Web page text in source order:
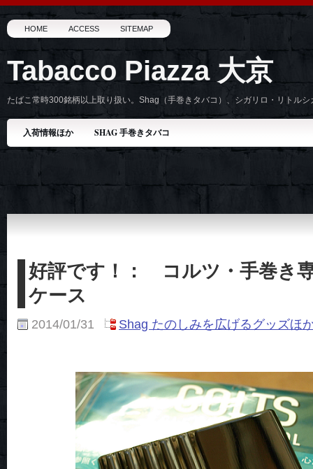
HOME ACCESS SITEMAP
Tabacco Piazza 大京
たばこ常時300銘柄以上取り扱い。Shag（手巻きタバコ）、シガリロ・リトル
入荷情報ほか SHAG 手巻きタバコ
好評です！： コルツ・手巻き
ケース
2014/01/31 Shag たのしみを広げるグッズほ